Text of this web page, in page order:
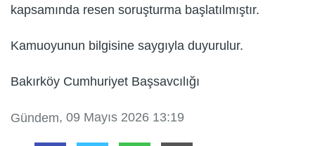
kapsamında resen soruşturma başlatılmıştır.
Kamuoyunun bilgisine saygıyla duyurulur.
Bakırköy Cumhuriyet Başsavcılığı
Gündem, 09 Mayıs 2026 13:19